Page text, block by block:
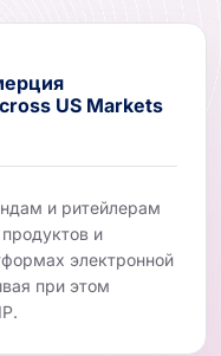
US Markets
и ритейлерам
и
электронной
при этом